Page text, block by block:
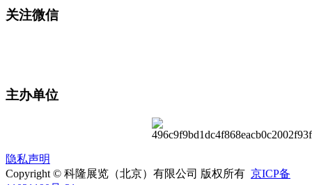
关注微信
主办单位
隐私声明
Copyright © 科隆展览（北京）有限公司 版权所有 京ICP备